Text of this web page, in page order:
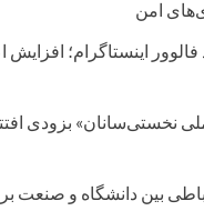
امن
اینستاگرام؛ افزایش
نخستی‌سانان» بزودی
بین دانشگاه و صنعت